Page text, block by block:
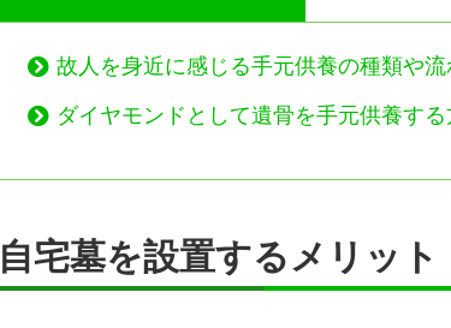
故人を身近に感じる手元供養の種類や
ダイヤモンドとして遺骨を手元供養す
自宅墓を設置するメリット